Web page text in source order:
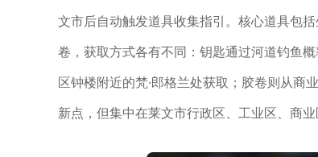
文市后自动触发道具收集指引。核心道具包
卷，获取方式各有不同：钥匙通过河道钓鱼
区钟楼附近的梵·郎格兰处获取；胶卷则从商
新点，但集中在莱文市行政区、工业区、商